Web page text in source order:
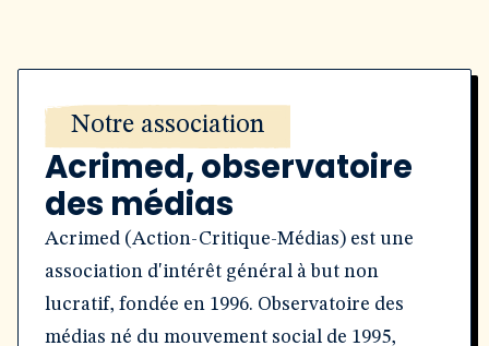
Notre association
Acrimed, observatoire
des médias
Acrimed (Action-Critique-Médias) est une
association d'intérêt général à but non
lucratif, fondée en 1996. Observatoire des
médias né du mouvement social de 1995,